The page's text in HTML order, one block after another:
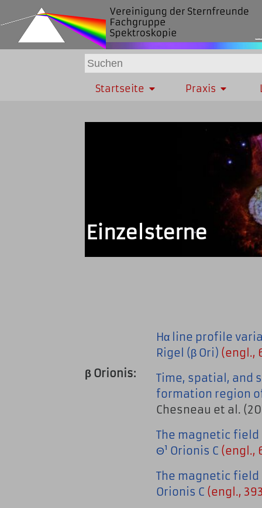
Startseite Praxis
Einzelsterne
β Orionis:
Hα line profile
Rigel (β Ori) (engl.,
Time, spatial, and
formation region
Chesneau et al.
The magnetic
Θ¹ Orionis C (engl.,
The magnetic
Orionis C (engl.,